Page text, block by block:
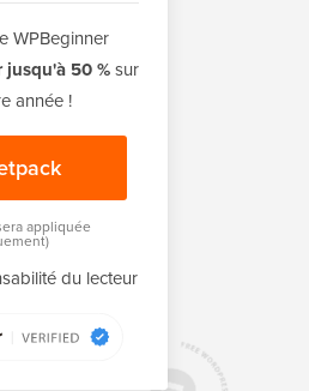
WPBeginner
jusqu'à 50 %sur
année !
appliquée
du lecteur